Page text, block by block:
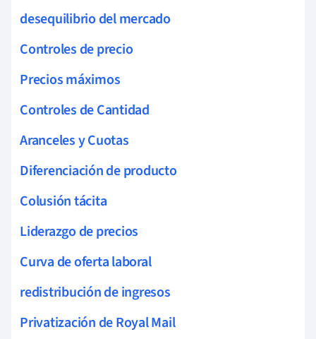
desequilibrio del mercado
Controles de precio
Precios máximos
Controles de Cantidad
Aranceles y Cuotas
Diferenciación de producto
Colusión tácita
Liderazgo de precios
Curva de oferta laboral
redistribución de ingresos
Privatización de Royal Mail